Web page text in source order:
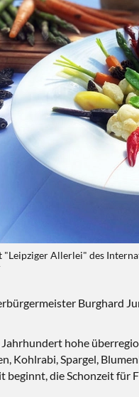
"Leipziger Allerlei" des
Burghard
hohe
Kohlrabi, Spargel,
die Schonzeit für